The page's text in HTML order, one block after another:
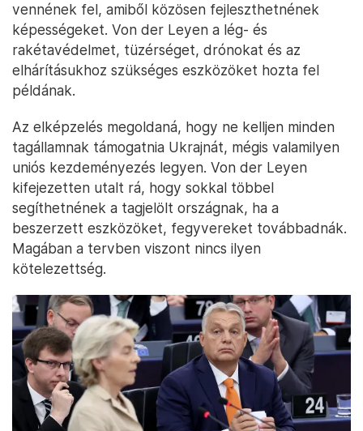
vennének fel, amiből közösen fejleszthetnének
képességeket. Von der Leyen a lég- és
rakétavédelmet, tüzérséget, drónokat és az
elhárításukhoz szükséges eszközöket hozta fel
példának.
Az elképzelés megoldaná, hogy ne kelljen minden
tagállamnak támogatnia Ukrajnát, mégis valamilyen
uniós kezdeményezés legyen. Von der Leyen
kifejezetten utalt rá, hogy sokkal többel
segíthetnének a tagjelölt országnak, ha a
beszerzett eszközöket, fegyvereket továbbadnák.
Magában a tervben viszont nincs ilyen
kötelezettség.